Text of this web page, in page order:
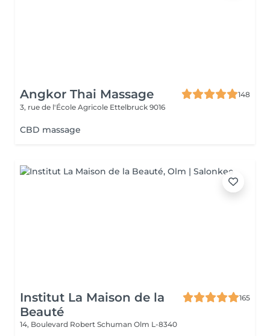
Angkor Thai Massage
148
3, rue de l'École Agricole Ettelbruck 9016
CBD massage
Institut La Maison de la
Beauté
165
14, Boulevard Robert Schuman Olm L-8340